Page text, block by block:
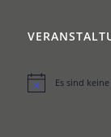
HinweisEs sind